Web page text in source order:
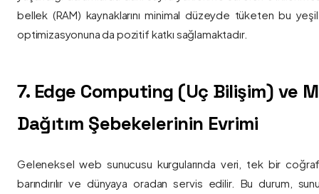
bellek (RAM) kaynaklarını minimal düzeyde tüketen bu yeşil
optimizasyonuna da pozitif katkı sağlamaktadır.
7. Edge Computing (Uç Bilişim) ve
Dağıtım Şebekelerinin Evrimi
Geleneksel web sunucusu kurgularında veri, tek bir
barındırılır ve dünyaya oradan servis edilir. Bu durum,